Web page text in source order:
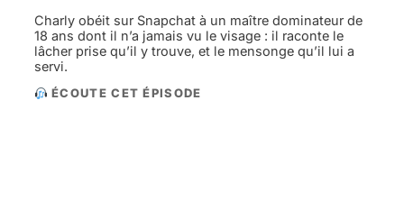
Charly obéit sur Snapchat à un maître dominateur de
18 ans dont il n’a jamais vu le visage : il raconte le
lâcher prise qu’il y trouve, et le mensonge qu’il lui a
servi.
ÉCOUTE CET ÉPISODE